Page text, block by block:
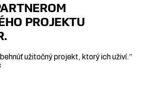
PROJEKTU
užitočný projekt, ktorý ich uživí.”